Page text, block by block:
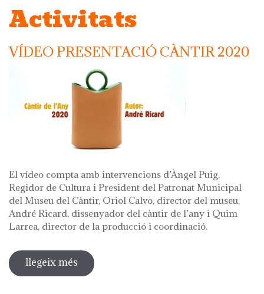
Activitats
VÍDEO PRESENTACIÓ CÀNTIR 2020
El vídeo compta amb intervencions d’Àngel Puig,
Regidor de Cultura i President del Patronat Municipal
del Museu del Càntir, Oriol Calvo, director del museu,
André Ricard, dissenyador del càntir de l’any i Quim
Larrea, director de la producció i coordinació.
llegeix més sobre vídeo presentació càntir 2020